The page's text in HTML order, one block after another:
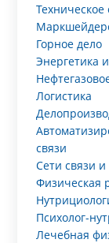
Горное дело
Энергетика
Логистика
связи
Сети связи
Физическая
Психолог-
Лечебная